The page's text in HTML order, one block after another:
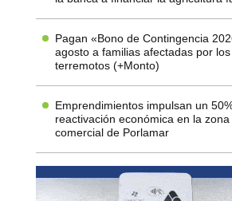
Pagan «Bono de Contingencia
agosto a familias afectadas por los
terremotos (+Monto)
Emprendimientos impulsan un
reactivación económica en la zona
comercial de Porlamar